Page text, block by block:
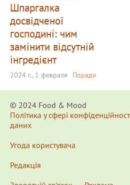
Шпаргалка
досвідченої
господині: чим
замінити відсутній
інгредієнт
2024 г., 1 февраля Поради
© 2024 Food & Мood
Політика у сфері
даних
Угода користувача
Редакція